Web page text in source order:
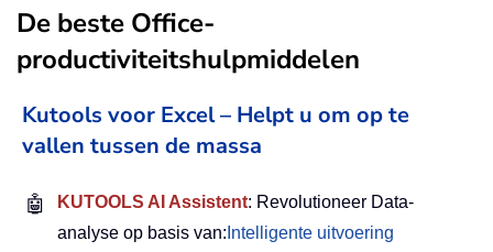
De beste Office-
productiviteitshulpmiddelen
Kutools voor Excel – Helpt u om op te
vallen tussen de massa
🤖 KUTOOLS AI Assistent: Revolutioneer Data-
analyse op basis van: Intelligente uitvoering